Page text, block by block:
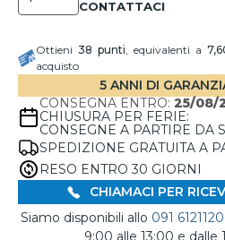
Ottieni 38 punti, equivalenti a
acquisto
5 ANNI DI
CONSEGNA ENTRO: 25/08/
CHIUSURA PER FERIE:
CONSEGNE A PARTIRE DA
SPEDIZIONE GRATUITA A
RESO ENTRO 30 GIORNI
CHIAMACI PER
Siamo disponibili allo 091 6121120
9:00 alle 13:00 e dalle